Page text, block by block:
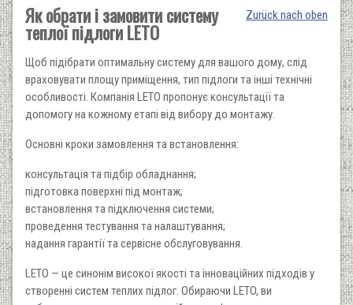
Zurück nach oben
Як обрати і замовити систему
теплої підлоги LETO
Щоб підібрати оптимальну систему для вашого дому, слід
враховувати площу приміщення, тип підлоги та інші технічні
особливості. Компанія LETO пропонує консультації та
допомогу на кожному етапі від вибору до монтажу.
Основні кроки замовлення та встановлення:
консультація та підбір обладнання;
підготовка поверхні під монтаж;
встановлення та підключення системи;
проведення тестування та налаштування;
надання гарантії та сервісне обслуговування.
LETO — це синонім високої якості та інноваційних підходів у
створенні систем теплих підлог. Обираючи LETO, ви